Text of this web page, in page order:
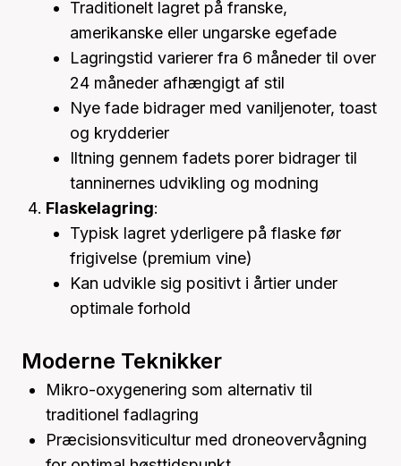
Traditionelt lagret på franske,
amerikanske eller ungarske egefade
Lagringstid varierer fra 6 måneder til over
24 måneder afhængigt af stil
Nye fade bidrager med vaniljenoter, toast
og krydderier
Iltning gennem fadets porer bidrager til
tanninernes udvikling og modning
Flaskelagring:
Typisk lagret yderligere på flaske før
frigivelse (premium vine)
Kan udvikle sig positivt i årtier under
optimale forhold
Moderne Teknikker
Mikro-oxygenering som alternativ til
traditionel fadlagring
Præcisionsviticultur med droneovervågning